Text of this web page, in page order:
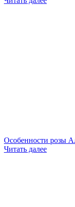
Особенности розы
Читать далее